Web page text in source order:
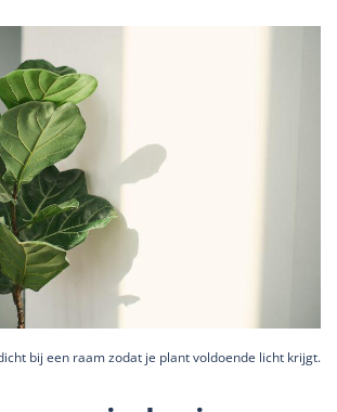
bij een raam zodat je plant voldoende licht krijgt.